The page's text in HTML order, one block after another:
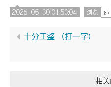
2026-05-30 01:53:04 浏览 87
十分工整 （打一字）
相关